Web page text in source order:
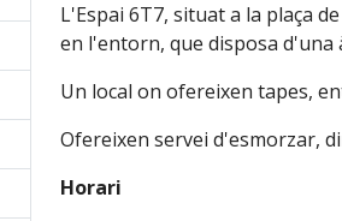
L'Espai 6T7, situat a la plaça
en l'entorn, que disposa d'una
Un local on ofereixen tapes,
Ofereixen servei d'esmorzar,
Horari